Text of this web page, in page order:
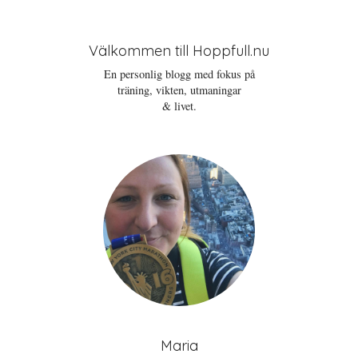
Välkommen till Hoppfull.nu
En personlig blogg med fokus på
träning, vikten, utmaningar
& livet.
Maria